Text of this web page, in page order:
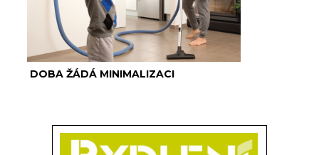
DOBA ŽÁDÁ MINIMALIZACI